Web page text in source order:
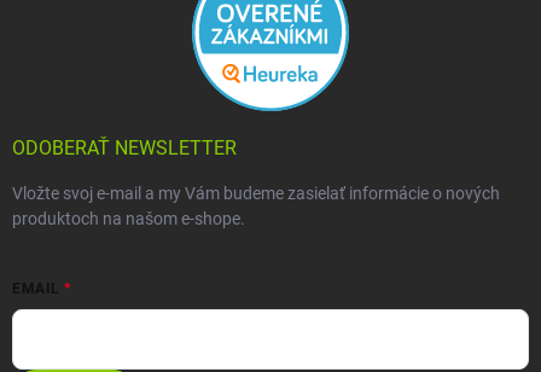
ODOBERAŤ NEWSLETTER
Vložte svoj e-mail a my Vám budeme zasielať informácie o nových
produktoch na našom e-shope.
EMAIL